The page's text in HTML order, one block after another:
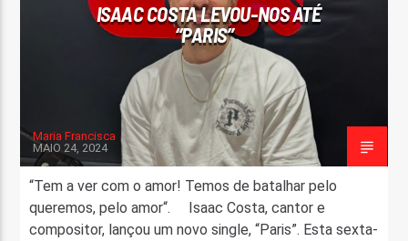
ON FM
ISAAC COSTA LEVOU-NOS ATÉ
“PARIS”
Maria Francisca
MAIO 24, 2024
“Tem a ver com o amor! Temos de batalhar pelo
queremos, pelo amor“. Isaac Costa, cantor e
compositor, lançou um novo single, “Paris”. Esta sexta-